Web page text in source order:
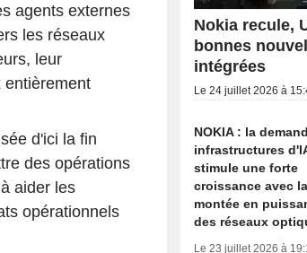
agents externes
les réseaux
leur
entièrement
d'ici la fin
des opérations
aider les
opérationnels
Nokia recule,
bonnes
intégrées
Le 24 juillet 2026 à
NOKIA : la
infrastructures
stimule une forte
croissance avec la
montée en
des réseaux
Le 23 juillet 2026 à